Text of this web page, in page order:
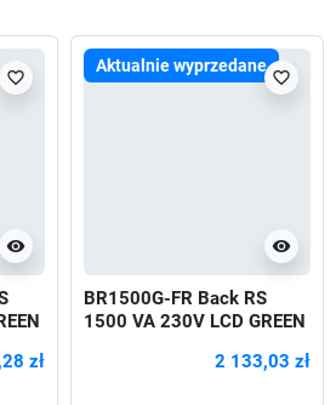
visibility
favorite_border
zł
Aktualnie wyprzedane
visibility
favorite_border
BR1500G-FR Back RS
1500 VA 230V LCD GREEN
2 133,03 zł